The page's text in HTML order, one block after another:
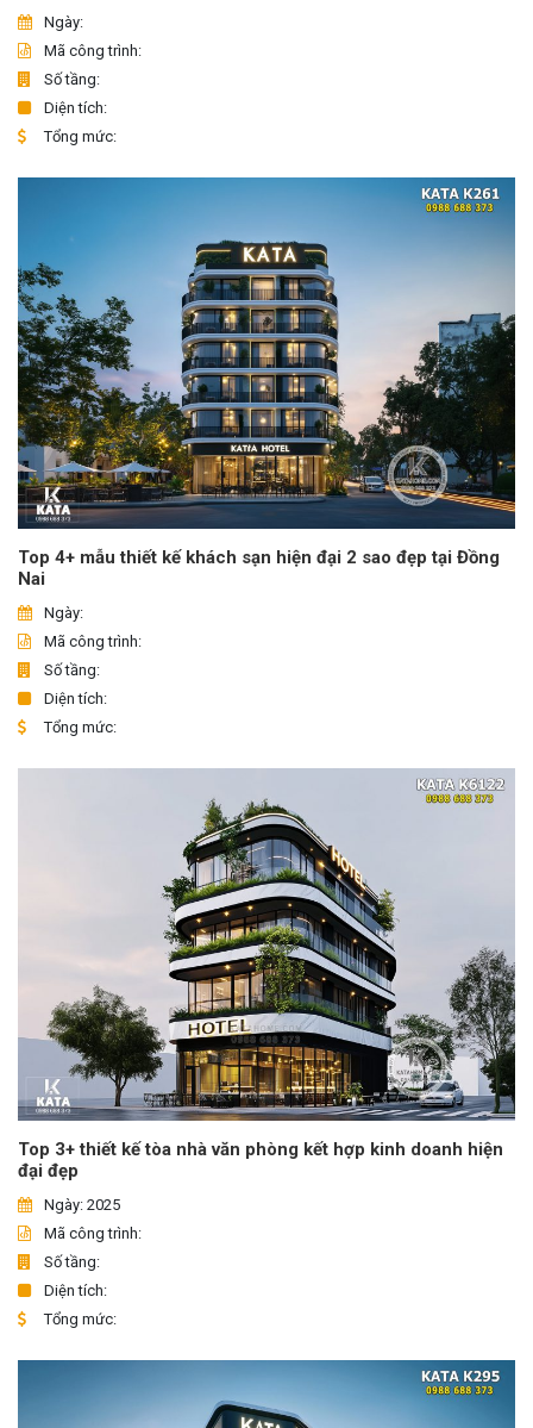
Ngày:
Mã công trình:
Số tầng:
Diện tích:
Tổng mức:
Top 4+ mẫu thiết kế khách sạn hiện đại 2 sao đẹp tại Đồng
Nai
Ngày:
Mã công trình:
Số tầng:
Diện tích:
Tổng mức:
Top 3+ thiết kế tòa nhà văn phòng kết hợp kinh doanh hiện
đại đẹp
Ngày: 2025
Mã công trình:
Số tầng:
Diện tích:
Tổng mức: